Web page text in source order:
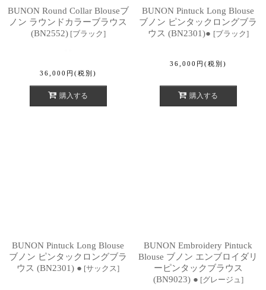
BUNON Round Collar Blouseブ
ノン ラウンドカラーブラウス
(BN2552) [ブラック]
36,000 円 (税別)
購入する
BUNON Pintuck Long Blouse
ブノン ピンタックロングブラ
ウス (BN2301)● [ブラック]
36,000 円 (税別)
購入する
BUNON Pintuck Long Blouse
ブノン ピンタックロングブラ
ウス (BN2301) ● [サックス]
BUNON Embroidery Pintuck
Blouse ブノン エンブロイダリ
ーピンタックブラウス
(BN9023) ● [グレージュ ]